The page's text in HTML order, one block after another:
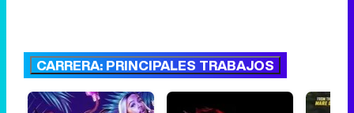
CARRERA: PRINCIPALES TRABAJOS